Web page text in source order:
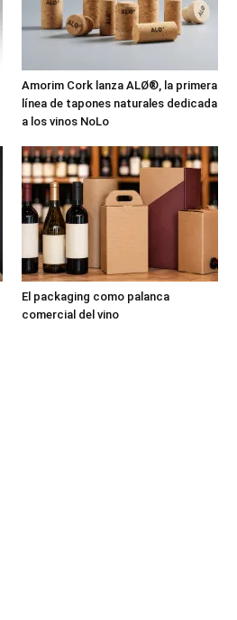
Amorim Cork lanza ALØ®, la primera
línea de tapones naturales dedicada
a los vinos NoLo
El packaging como palanca
comercial del vino